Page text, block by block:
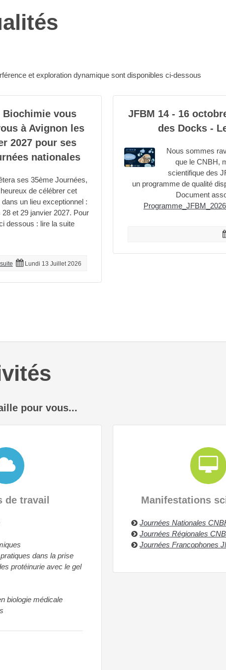
et exploration dynamique sont disponibles ci-dessous
Biochimie vous
à Avignon les
2027 pour ses
nationales
ses 35ème Journées,
de célébrer cet
un lieu exceptionnel :
et 29 janvier 2027. Pour
dessous : lire la suite
Lundi 13 Juillet 2026
JFBM 14 - 16
des Docks -
Nous sommes
que le CNBH,
scientifique des
un programme de qualité
Document
pour vous...
de travail
dans la prise
protéinurie avec le gel
biologie médicale
Manifestations
Journées Nationales
Journées Régionales
Journées Francophones